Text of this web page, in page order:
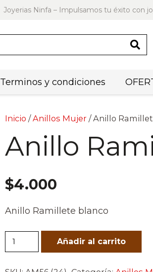
Joyerias Ninfa – Impulsamos tu éxito con
Terminos y condiciones
Inicio /Anillos Mujer/ Anillo
Anillo
$4.000
Anillo Ramillete blanco
Anillo
Ramillete
Añadir al carrito